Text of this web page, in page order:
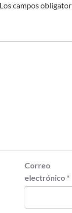
Los campos
Correo
electrónico *